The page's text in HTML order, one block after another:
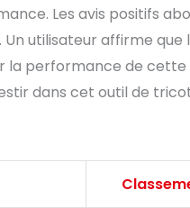
Les avis positifs
utilisateur affirme
la performance de
dans cet outil de